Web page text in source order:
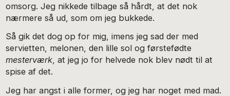
omsorg. Jeg nikkede tilbage så hårdt, at det nok
nærmere så ud, som om jeg bukkede.
Så gik det dog op for mig, imens jeg sad der med
servietten, melonen, den lille sol og førstefødte
mesterværk, at jeg jo for helvede nok blev nødt til at
spise af det.
Jeg har angst i alle former, og jeg har noget med mad.